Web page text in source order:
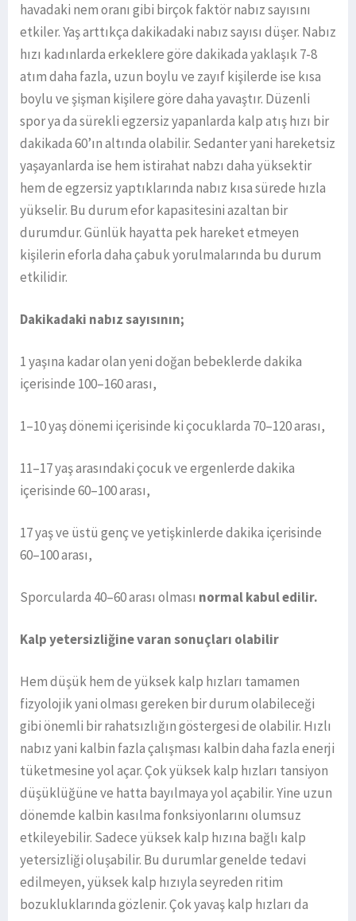
havadaki nem oranı gibi birçok faktör nabız sayısını
etkiler. Yaş arttıkça dakikadaki nabız sayısı düşer. Nabız
hızı kadınlarda erkeklere göre dakikada yaklaşık 7-8
atım daha fazla, uzun boylu ve zayıf kişilerde ise kısa
boylu ve şişman kişilere göre daha yavaştır. Düzenli
spor ya da sürekli egzersiz yapanlarda kalp atış hızı bir
dakikada 60’ın altında olabilir. Sedanter yani hareketsiz
yaşayanlarda ise hem istirahat nabzı daha yüksektir
hem de egzersiz yaptıklarında nabız kısa sürede hızla
yükselir. Bu durum efor kapasitesini azaltan bir
durumdur. Günlük hayatta pek hareket etmeyen
kişilerin eforla daha çabuk yorulmalarında bu durum
etkilidir.
Dakikadaki nabız sayısının;
1 yaşına kadar olan yeni doğan bebeklerde dakika
içerisinde 100–160 arası,
1–10 yaş dönemi içerisinde ki çocuklarda 70–120 arası,
11–17 yaş arasındaki çocuk ve ergenlerde dakika
içerisinde 60–100 arası,
17 yaş ve üstü genç ve yetişkinlerde dakika içerisinde
60–100 arası,
Sporcularda 40–60 arası olması normal kabul edilir.
Kalp yetersizliğine varan sonuçları olabilir
Hem düşük hem de yüksek kalp hızları tamamen
fizyolojik yani olması gereken bir durum olabileceği
gibi önemli bir rahatsızlığın göstergesi de olabilir. Hızlı
nabız yani kalbin fazla çalışması kalbin daha fazla enerji
tüketmesine yol açar. Çok yüksek kalp hızları tansiyon
düşüklüğüne ve hatta bayılmaya yol açabilir. Yine uzun
dönemde kalbin kasılma fonksiyonlarını olumsuz
etkileyebilir. Sadece yüksek kalp hızına bağlı kalp
yetersizliği oluşabilir. Bu durumlar genelde tedavi
edilmeyen, yüksek kalp hızıyla seyreden ritim
bozukluklarında gözlenir. Çok yavaş kalp hızları da